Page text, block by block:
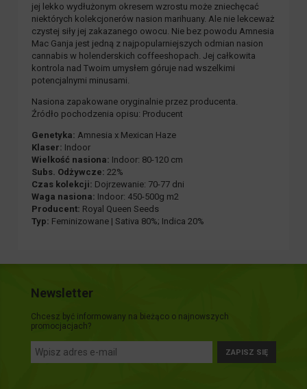
jej lekko wydłużonym okresem wzrostu może zniechęcać
niektórych kolekcjonerów nasion marihuany. Ale nie lekceważ
czystej siły jej zakazanego owocu. Nie bez powodu Amnesia
Mac Ganja jest jedną z najpopularniejszych odmian nasion
cannabis w holenderskich coffeeshopach. Jej całkowita
kontrola nad Twoim umysłem góruje nad wszelkimi
potencjalnymi minusami.
Nasiona zapakowane oryginalnie przez producenta.
Źródło pochodzenia opisu: Producent
Genetyka: Amnesia x Mexican Haze
Klaser: Indoor
Wielkość nasiona: Indoor: 80-120 cm
Subs. Odżywcze: 22%
Czas kolekcji: Dojrzewanie: 70-77 dni
Waga nasiona: Indoor: 450-500g m2
Producent: Royal Queen Seeds
Typ: Feminizowane | Sativa 80%; Indica 20%
Newsletter
Chcesz być informowany na bieżąco o najnowszych
promocjacjach?
ZAPISZ SIĘ